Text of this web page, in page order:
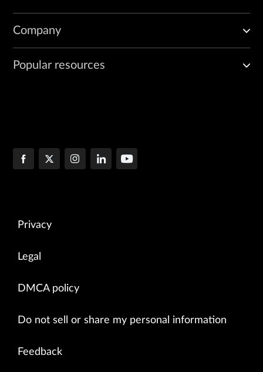
Company
Popular resources
Privacy
Legal
DMCA policy
Do not sell or share my personal information
Feedback